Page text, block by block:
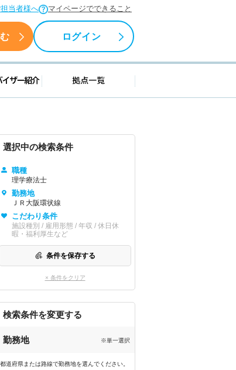
当者様へ マイページでできること
ログイン
キャリアアドバイザー紹介 拠点一覧
選択中の検索条件
職種
理学療法士
勤務地
ＪＲ大阪環状線
こだわり条件
施設種別 / 雇用形態 / 年収 / 休日休
暇・福利厚生など
条件を保存する
× 条件をクリア
検索条件を変更する
勤務地 ※単一選択
都道府県または路線で勤務地を選んでください。